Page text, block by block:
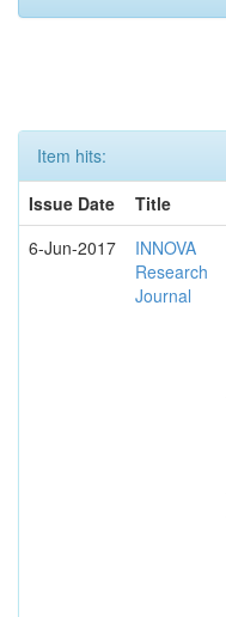
Item hits:
Issue Date
Title
6-Jun-2017
INNOVA
Research
Journal